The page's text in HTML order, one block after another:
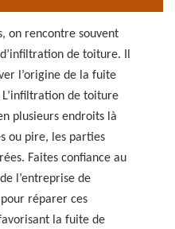
on rencontre souvent
de toiture. Il
l’origine de la fuite
de toiture
plusieurs endroits là
ou pire, les parties
Faites confiance au
l’entreprise de
réparer ces
la fuite de